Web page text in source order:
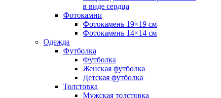
в виде сердца
Фотокамни
Фотокамень 19×19 см
Фотокамень 14×14 см
Одежда
Футболка
Футболка
Женская футболка
Детская футболка
Толстовка
Мужская толстовка